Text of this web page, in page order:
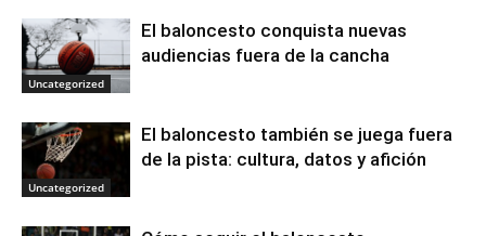
Uncategorized
El baloncesto conquista nuevas
audiencias fuera de la cancha
Uncategorized
El baloncesto también se juega fuera
de la pista: cultura, datos y afición